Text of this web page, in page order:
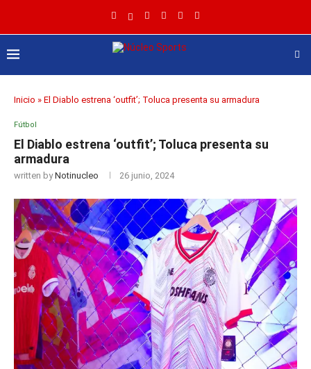
Inicio » El Diablo estrena ‘outfit’; Toluca presenta su armadura
Fútbol
El Diablo estrena ‘outfit’; Toluca presenta su
armadura
written byNotinucleo 26 junio, 2024